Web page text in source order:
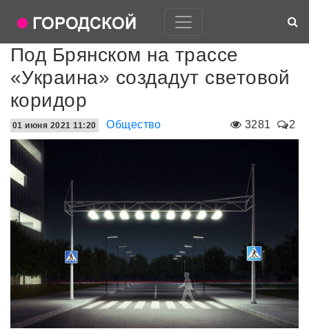
Под Брянском на трассе
«Украина» создадут световой
коридор
3281 2
01 июня 2021 11:20 Общество